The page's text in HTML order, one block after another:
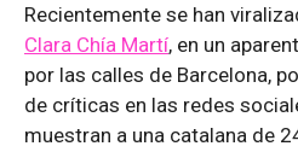
Recientemente se han
Clara Chía Martí, en un
por las calles de Barcelona,
de críticas en las redes
muestran a una catalana de